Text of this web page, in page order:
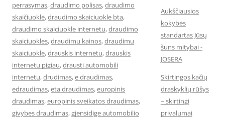
perrasymas,draudimo polisas,draudimo
skaičiuoklė,draudimo skaiciuokle bta,
draudimo skaiciuokle internetu,draudimo
skaiciuokles,draudimu kainos,draudimu
skaiciuokle,drauskis internetu,drauskis
internetu pigiau,drausti automobili
internetu,drudimas,e draudimas,
edraudimas,eta draudimas,europinis
draudimas,europinis sveikatos draudimas,
givybes draudimas,gjensidige automobilio
Aukščiausios
kokybės
standartas Jūsų
šuns mitybai -
JOSERA
Skirtingos kačių
draskyklių rūšys
– skirtingi
privalumai